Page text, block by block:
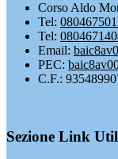
Corso Aldo
Tel:
Tel:
Email:
PEC:
C.F.:
Sezione Link